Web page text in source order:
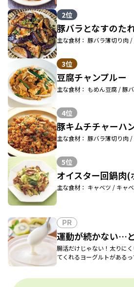
2位
豚バラとなすのた
主な食材： 豚バラ薄切り肉 /
3位
豆腐チャンプルー
主な食材： もめん豆腐 / 豚
4位
豚キムチチャーハ
主な食材： 豚バラ薄切り肉
5位
オイスター回鍋肉
主な食材： キャベツ / キャ
PR
運動が続かない…
腸活だけじゃない！太りに
てくれるヨーグルトがあるっ